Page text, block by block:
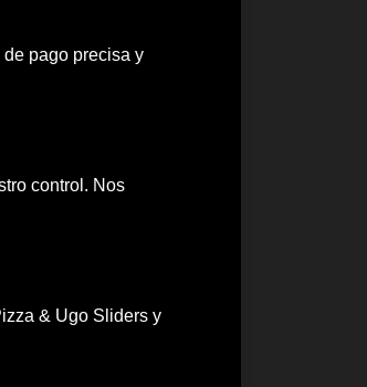
pago precisa y
control. Nos
& Ugo Sliders y